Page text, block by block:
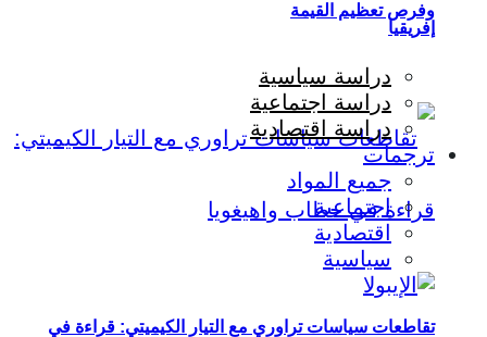
إفريقيا
تقاطعات سياسات تراوري مع التيار الكيميتي: قراءة في
وفرص تعظيم القيمة
دراسة سياسية
دراسة اجتماعية
دراسة اقتصادية
ترجمات
جميع المواد
اجتماعية
اقتصادية
سياسية